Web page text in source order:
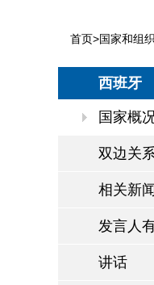
首页>国家和组织
西班牙
国家概
双边关
相关新闻
发言人
讲话